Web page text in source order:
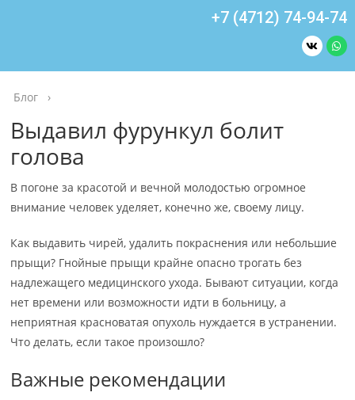
+7 (4712) 74-94-74
Блог ›
Выдавил фурункул болит
голова
В погоне за красотой и вечной молодостью огромное
внимание человек уделяет, конечно же, своему лицу.
Как выдавить чирей, удалить покраснения или небольшие
прыщи? Гнойные прыщи крайне опасно трогать без
надлежащего медицинского ухода. Бывают ситуации, когда
нет времени или возможности идти в больницу, а
неприятная красноватая опухоль нуждается в устранении.
Что делать, если такое произошло?
Важные рекомендации